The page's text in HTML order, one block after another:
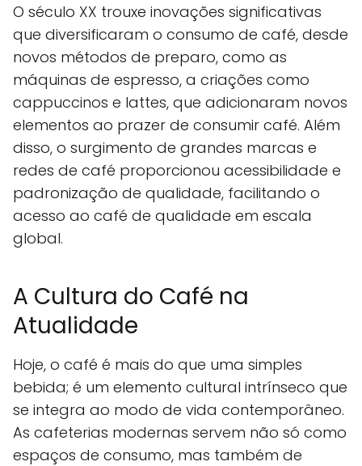
O século XX trouxe inovações significativas
que diversificaram o consumo de café, desde
novos métodos de preparo, como as
máquinas de espresso, a criações como
cappuccinos e lattes, que adicionaram novos
elementos ao prazer de consumir café. Além
disso, o surgimento de grandes marcas e
redes de café proporcionou acessibilidade e
padronização de qualidade, facilitando o
acesso ao café de qualidade em escala
global.
A Cultura do Café na
Atualidade
Hoje, o café é mais do que uma simples
bebida; é um elemento cultural intrínseco que
se integra ao modo de vida contemporâneo.
As cafeterias modernas servem não só como
espaços de consumo, mas também de